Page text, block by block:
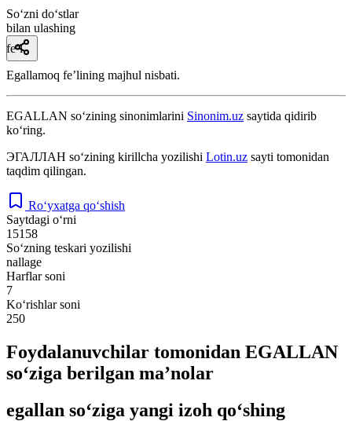
So‘zni do‘stlar
bilan ulashing
fe’l
Egallamoq feʼlining majhul nisbati.
EGALLAN so‘zining sinonimlarini Sinonim.uz saytida qidirib
ko‘ring.
ЭГАЛЛАН so‘zining kirillcha yozilishi Lotin.uz sayti tomonidan
taqdim qilingan.
Ro‘yxatga qo‘shish
Saytdagi o‘rni
15158
So‘zning teskari yozilishi
nallage
Harflar soni
7
Ko‘rishlar soni
250
Foydalanuvchilar tomonidan EGALLAN
so‘ziga berilgan ma’nolar
egallan so‘ziga yangi izoh qo‘shing